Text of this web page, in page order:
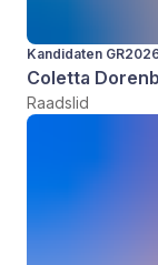
Kandidaten
Coletta
Raadslid